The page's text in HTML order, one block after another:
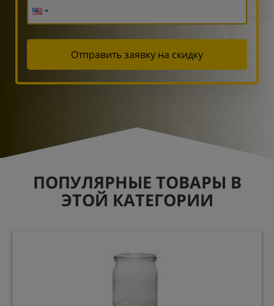
Отправить заявку на скидку
ПОПУЛЯРНЫЕ ТОВАРЫ В
ЭТОЙ КАТЕГОРИИ